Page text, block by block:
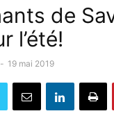
de
l’été!
- 19 mai 2019